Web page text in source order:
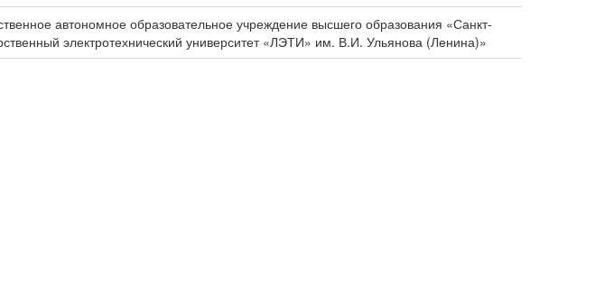
автономное образовательное учреждение высшего образования «Санкт-
электротехнический университет «ЛЭТИ» им. В.И. Ульянова (Ленина)»